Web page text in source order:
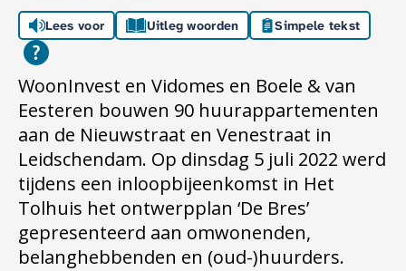
Lees voor Uitleg woorden Simpele tekst
WoonInvest en Vidomes en Boele & van
Eesteren bouwen 90 huurappartementen
aan de Nieuwstraat en Venestraat in
Leidschendam. Op dinsdag 5 juli 2022 werd
tijdens een inloopbijeenkomst in Het
Tolhuis het ontwerpplan ‘De Bres’
gepresenteerd aan omwonenden,
belanghebbenden en (oud-)huurders.